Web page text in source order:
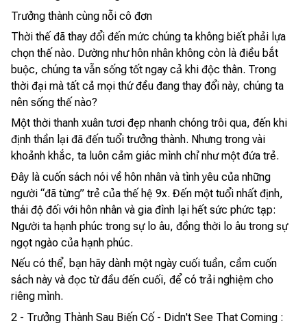
Trưởng thành cùng nỗi cô đơn
Thời thế đã thay đổi đến mức chúng ta không biết phải lựa
chọn thế nào. Dường như hôn nhân không còn là điều bắt
buộc, chúng ta vẫn sống tốt ngay cả khi độc thân. Trong
thời đại mà tất cả mọi thứ đều đang thay đổi này, chúng ta
nên sống thế nào?
Một thời thanh xuân tươi đẹp nhanh chóng trôi qua, đến khi
định thần lại đã đến tuổi trưởng thành. Nhưng trong vài
khoảnh khắc, ta luôn cảm giác mình chỉ như một đứa trẻ.
Đây là cuốn sách nói về hôn nhân và tình yêu của những
người “đã từng” trẻ của thế hệ 9x. Đến một tuổi nhất định,
thái độ đối với hôn nhân và gia đình lại hết sức phức tạp:
Người ta hạnh phúc trong sự lo âu, đồng thời lo âu trong sự
ngọt ngào của hạnh phúc.
Nếu có thể, bạn hãy dành một ngày cuối tuần, cầm cuốn
sách này và đọc từ đầu đến cuối, để có trải nghiệm cho
riêng mình.
2 - Trưởng Thành Sau Biến Cố - Didn't See That Coming :